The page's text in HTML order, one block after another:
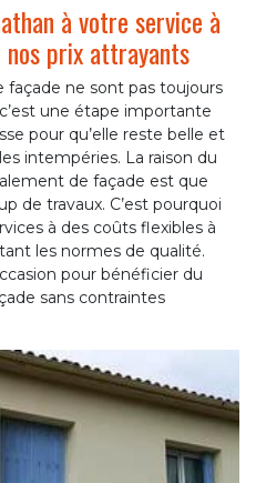
à votre service à
prix attrayants
façade ne sont pas toujours
une étape importante
pour qu’elle reste belle et
intempéries. La raison du
de façade est que
de travaux. C’est pourquoi
à des coûts flexibles à
les normes de qualité.
pour bénéficier du
sans contraintes